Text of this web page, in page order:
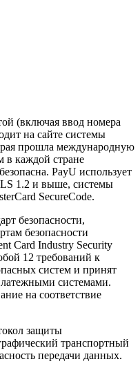
(включая ввод номера
на сайте системы
прошла международную
в каждой стране
PayU использует
1.2 и выше, системы
SecureCode.
безопасности,
безопасности
Card Industry Security
12 требований к
систем и принят
системами.
на соответствие
защиты
транспортный
передачи данных.